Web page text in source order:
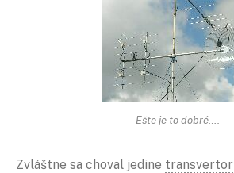
Ešte je to dobré….
Zvláštne sa choval jedine transvertor